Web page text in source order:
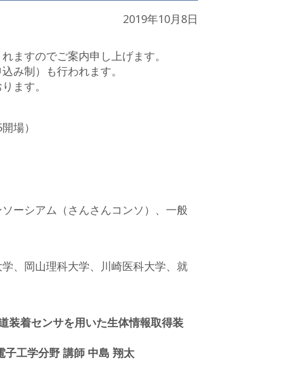
2019年10月8日
ますのでご案内申し上げます。
み制）も行われます。
ます。
場）
ーシアム（さんさんコンソ）、一般
、岡山理科大学、川崎医科大学、就
装着センサを用いた生体情報取得装
子工学分野 講師 中島 翔太